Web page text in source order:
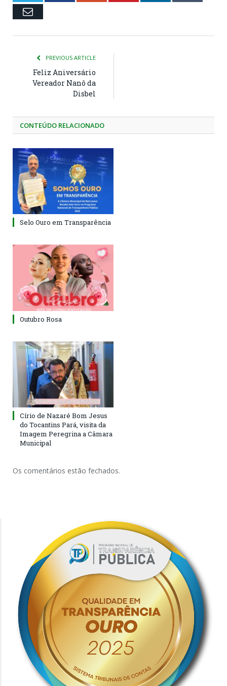
Email
PREVIOUS ARTICLE
Feliz Aniversário
Vereador Nanô da
Disbel
CONTEÚDO RELACIONADO
Selo Ouro em Transparência
Outubro Rosa
Círio de Nazaré Bom Jesus
do Tocantins Pará, visita da
Imagem Peregrina a Câmara
Municipal
Os comentários estão fechados.